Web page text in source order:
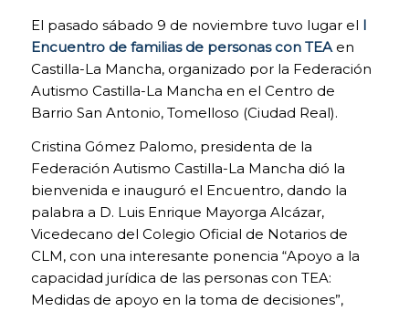
El pasado sábado 9 de noviembre tuvo lugar el I
Encuentro de familias de personas con TEAen
Castilla-La Mancha, organizado por la Federación
Autismo Castilla-La Mancha en el Centro de
Barrio San Antonio, Tomelloso (Ciudad Real).
Cristina Gómez Palomo, presidenta de la
Federación Autismo Castilla-La Mancha dió la
bienvenida e inauguró el Encuentro, dando la
palabra a D. Luis Enrique Mayorga Alcázar,
Vicedecano del Colegio Oficial de Notarios de
CLM, con una interesante ponencia “Apoyo a la
capacidad jurídica de las personas con TEA:
Medidas de apoyo en la toma de decisiones”,